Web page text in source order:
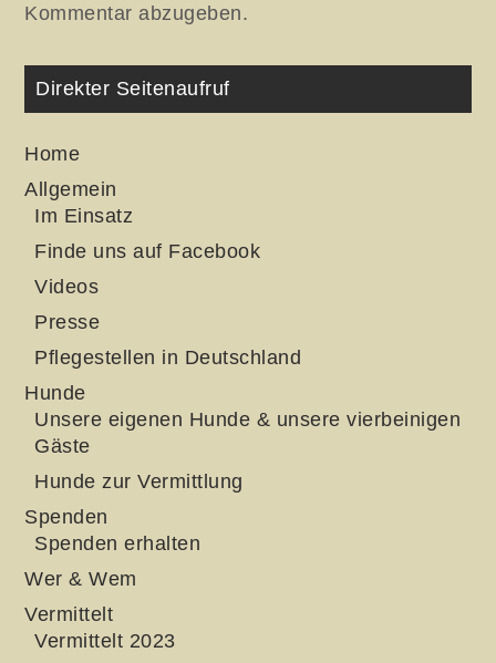
Kommentar abzugeben.
Direkter Seitenaufruf
Home
Allgemein
Im Einsatz
Finde uns auf Facebook
Videos
Presse
Pflegestellen in Deutschland
Hunde
Unsere eigenen Hunde & unsere vierbeinigen
Gäste
Hunde zur Vermittlung
Spenden
Spenden erhalten
Wer & Wem
Vermittelt
Vermittelt 2023